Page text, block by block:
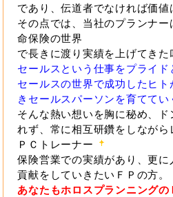
であり、伝道者でなければ価値
その点では、当社のプランナ
命保険の世界
で長きに渡り実績を上げてきた
セールスという仕事をプライド
セールスの世界で成功したヒ
きセールスパーソンを育ててい
そんな熱い想いを胸に秘め、
れず、常に相互研鑽をしながら
ＰＣトレーナー
保険営業での実績があり、更
貢献をしていきたいＦＰの方。
あなたもホロスプランニングの